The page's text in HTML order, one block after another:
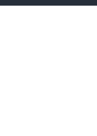
這次入住的是配